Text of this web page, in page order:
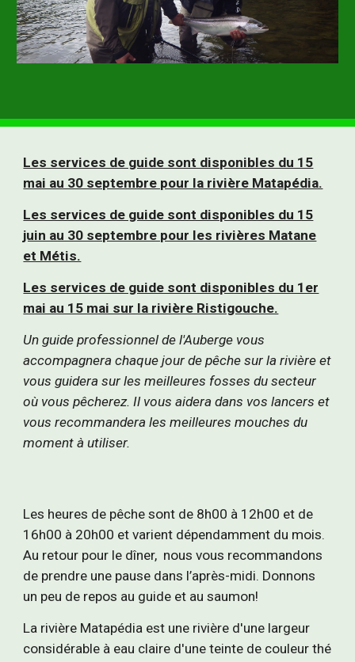
Les services de guide sont disponibles du 15
mai au 30 septembre pour la rivière Matapédia.
Les services de guide sont disponibles du 15
juin au 30 septembre pour les rivières Matane
et Métis.
Les services de guide sont disponibles du 1er
mai au 15 mai sur la rivière Ristigouche.
Un guide professionnel de l'Auberge vous
accompagnera chaque jour de pêche sur la rivière et
vous guidera sur les meilleures fosses du secteur
où vous pêcherez. Il vous aidera dans vos lancers et
vous recommandera les meilleures mouches du
moment à utiliser.
Les heures de pêche sont de 8h00 à 12h00 et de
16h00 à 20h00 et varient dépendamment du mois.
Au retour pour le dîner, nous vous recommandons
de prendre une pause dans l’après-midi. Donnons
un peu de repos au guide et au saumon!
La rivière Matapédia est une rivière d'une largeur
considérable à eau claire d'une teinte de couleur thé